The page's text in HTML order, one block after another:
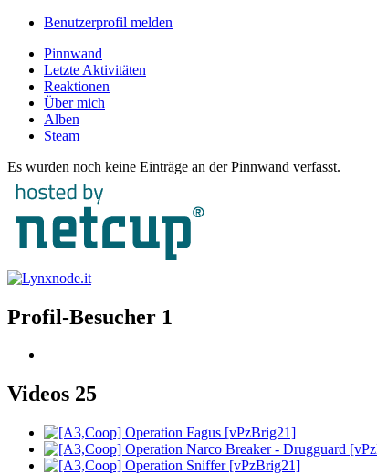
Benutzerprofil melden
Pinnwand
Letzte Aktivitäten
Reaktionen
Über mich
Alben
Steam
Es wurden noch keine Einträge an der Pinnwand verfasst.
Profil-Besucher 1
Videos 25